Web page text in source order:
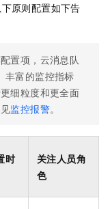
原则配置如下告
置项， 云消息队
丰富的监控指标
细粒度和更全面
监控报警。
时
关注人员角
色